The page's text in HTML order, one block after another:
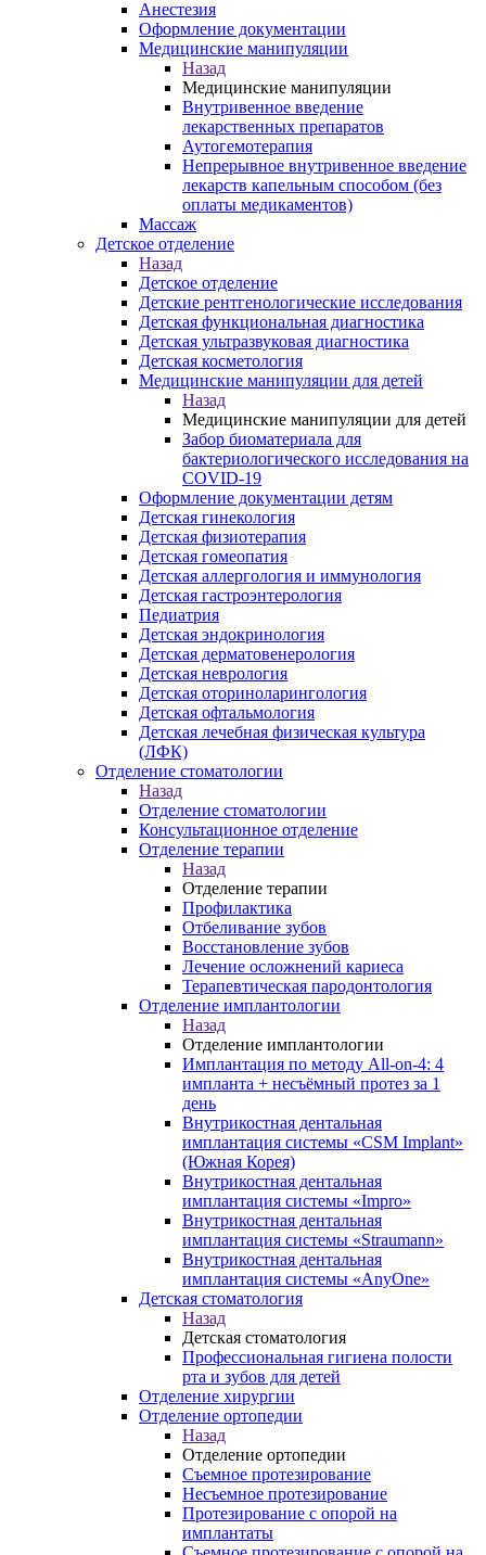
Анестезия
Оформление документации
Медицинские манипуляции
Назад
Медицинские манипуляции
Внутривенное введение
лекарственных препаратов
Аутогемотерапия
Непрерывное внутривенное введение
лекарств капельным способом (без
оплаты медикаментов)
Массаж
Детское отделение
Назад
Детское отделение
Детские рентгенологические исследования
Детская функциональная диагностика
Детская ультразвуковая диагностика
Детская косметология
Медицинские манипуляции для детей
Назад
Медицинские манипуляции для детей
Забор биоматериала для
бактериологического исследования на
COVID-19
Оформление документации детям
Детская гинекология
Детская физиотерапия
Детская гомеопатия
Детская аллергология и иммунология
Детская гастроэнтерология
Педиатрия
Детская эндокринология
Детская дерматовенерология
Детская неврология
Детская оториноларингология
Детская офтальмология
Детская лечебная физическая культура
(ЛФК)
Отделение стоматологии
Назад
Отделение стоматологии
Консультационное отделение
Отделение терапии
Назад
Отделение терапии
Профилактика
Отбеливание зубов
Восстановление зубов
Лечение осложнений кариеса
Терапевтическая пародонтология
Отделение имплантологии
Назад
Отделение имплантологии
Имплантация по методу All-on-4: 4
импланта + несъёмный протез за 1
день
Внутрикостная дентальная
имплантация системы «CSM Implant»
(Южная Корея)
Внутрикостная дентальная
имплантация системы «Impro»
Внутрикостная дентальная
имплантация системы «Straumann»
Внутрикостная дентальная
имплантация системы «AnyOne»
Детская стоматология
Назад
Детская стоматология
Профессиональная гигиена полости
рта и зубов для детей
Отделение хирургии
Отделение ортопедии
Назад
Отделение ортопедии
Съемное протезирование
Несъемное протезирование
Протезирование с опорой на
имплантаты